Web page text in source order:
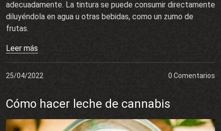
adecuadamente. La tintura se puede consumir directamente
diluyéndola en agua u otras bebidas, como un zumo de
frutas.
Leer más
25/04/2022 0 Comentarios
Cómo hacer leche de cannabis